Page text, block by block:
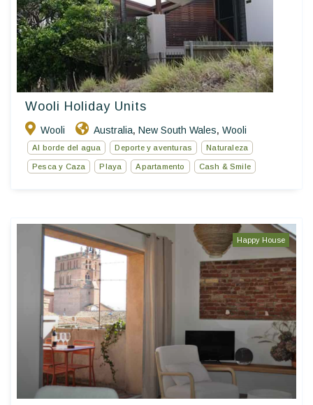
Wooli Holiday Units
Wooli Australia, New South Wales, Wooli
Al borde del agua Deporte y aventuras Naturaleza
Pesca y Caza Playa Apartamento Cash & Smile
Happy House